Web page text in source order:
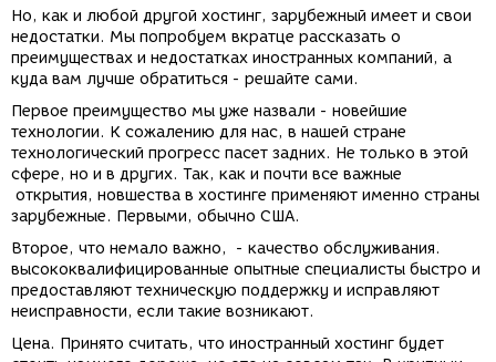
Но, как и любой другой хостинг, зарубежный имеет и свои
недостатки. Мы попробуем вкратце рассказать о
преимуществах и недостатках иностранных компаний, а
куда вам лучше обратиться - решайте сами.
Первое преимущество мы уже назвали - новейшие
технологии. К сожалению для нас, в нашей стране
технологический прогресс пасет задних. Не только в этой
сфере, но и в других. Так, как и почти все важные
открытия, новшества в хостинге применяют именно страны
зарубежные. Первыми, обычно США.
Второе, что немало важно, - качество обслуживания.
высококвалифицированные опытные специалисты быстро и
предоставляют техническую поддержку и исправляют
неисправности, если такие возникают.
Цена. Принято считать, что иностранный хостинг будет